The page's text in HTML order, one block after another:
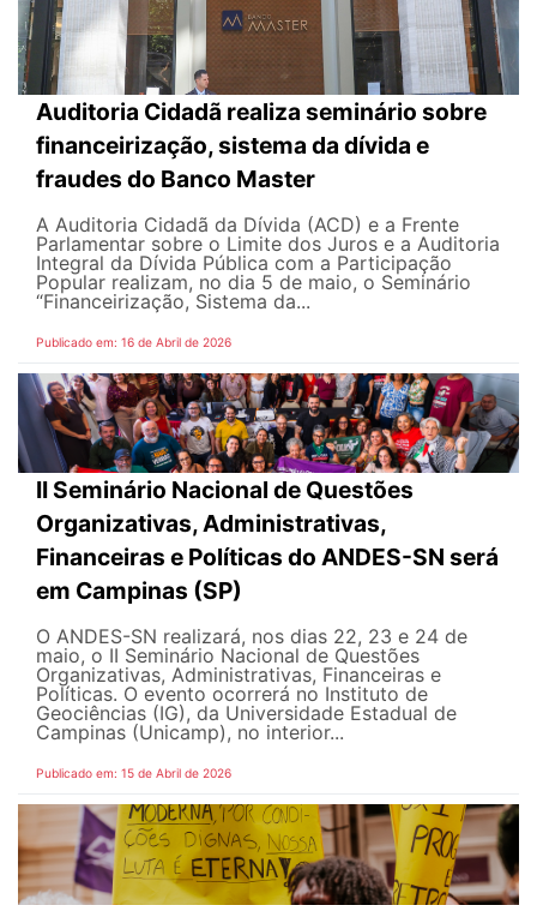
Auditoria Cidadã realiza seminário sobre
financeirização, sistema da dívida e
fraudes do Banco Master
A Auditoria Cidadã da Dívida (ACD) e a Frente
Parlamentar sobre o Limite dos Juros e a Auditoria
Integral da Dívida Pública com a Participação
Popular realizam, no dia 5 de maio, o Seminário
“Financeirização, Sistema da...
Publicado em: 16 de Abril de 2026
II Seminário Nacional de Questões
Organizativas, Administrativas,
Financeiras e Políticas do ANDES-SN será
em Campinas (SP)
O ANDES-SN realizará, nos dias 22, 23 e 24 de
maio, o II Seminário Nacional de Questões
Organizativas, Administrativas, Financeiras e
Políticas. O evento ocorrerá no Instituto de
Geociências (IG), da Universidade Estadual de
Campinas (Unicamp), no interior...
Publicado em: 15 de Abril de 2026